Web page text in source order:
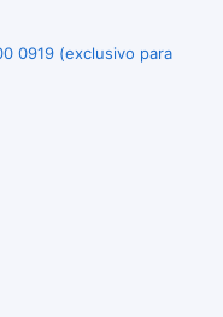
0919 (exclusivo para